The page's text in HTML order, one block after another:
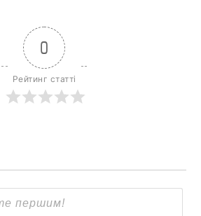
0
Рейтинг статті